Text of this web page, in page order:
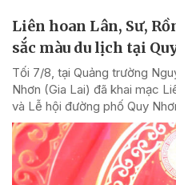
Liên hoan Lân, Sư,
sắc màu du lịch tại
Tối 7/8, tại Quảng trường
Nhơn (Gia Lai) đã khai mạc
và Lễ hội đường phố Quy